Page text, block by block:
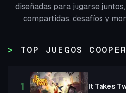
diseñadas para jugarse
compartidas, desafíos y
TOP JUEGOS
1 It Takes